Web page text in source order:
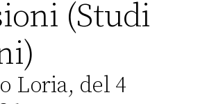
(Studi
Loria, del 4